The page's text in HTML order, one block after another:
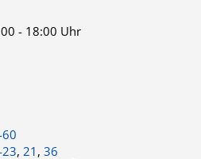
- 18:00 Uhr
, 21 , 36